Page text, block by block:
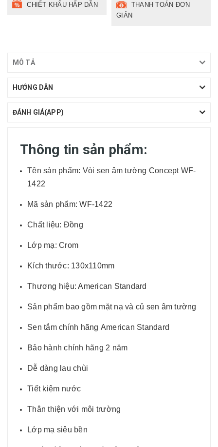
CHIẾT KHẤU HẤP DẪN
THANH TOÁN ĐƠN
GIẢN
MÔ TẢ
HƯỚNG DẪN
ĐÁNH GIÁ(APP)
Thông tin sản phẩm:
Tên sản phẩm: Vòi sen âm tường Concept WF-
1422
Mã sản phẩm: WF-1422
Chất liệu: Đồng
Lớp mạ: Crom
Kích thước: 130x110mm
Thương hiệu: American Standard
Sản phẩm bao gồm mặt nạ và củ sen âm tường
Sen tắm chính hãng American Standard
Bảo hành chính hãng 2 năm
Dễ dàng lau chùi
Tiết kiệm nước
Thân thiện với môi trường
Lớp mạ siêu bền